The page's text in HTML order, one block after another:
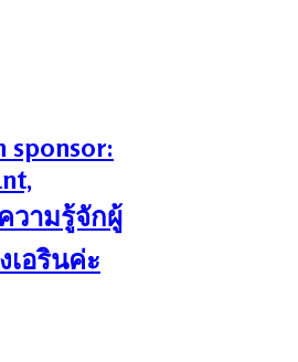
sponsor:
วามรู้จักผู้
อรินค่ะ